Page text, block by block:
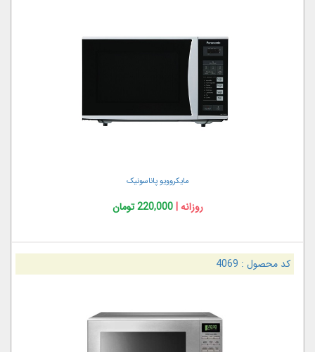
مايکروويو پاناسونیک
روزانه |220,000 تومان
کد محصول : 4069